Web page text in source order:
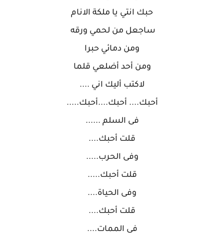
حبك انتي يا ملكة الانام
ساجعل من لحمي ورقه
ومن دمائي حبرا
ومن أحد أضلعي قلما
لاكتب أليك اني ....
أحبك.... أحبك....أحبك.....
فى السلم ......
قلت أحبك....
وفى الحرب.....
قلت أحبك.....
وفى الحياة....
قلت أحبك....
فى الممات....